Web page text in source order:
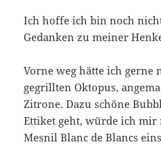
Ich hoffe ich bin noch
Gedanken zu meiner
Vorne weg hätte ich gerne
gegrillten Oktopus,
Zitrone. Dazu schöne
Ettiket geht, würde ich mir
Mesnil Blanc de Blancs